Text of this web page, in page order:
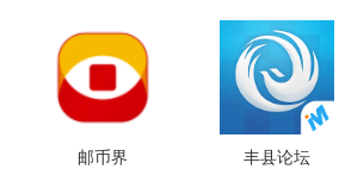
邮币界 丰县论坛